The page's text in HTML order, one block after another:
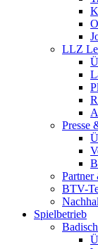
LLZ
Presse
Partner
BTV-
Spielbetrieb